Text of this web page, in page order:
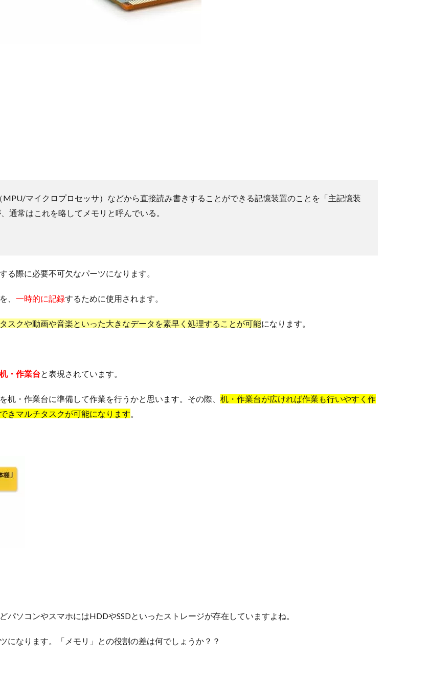
マイクロプロセッサ）などから直接読み書きすることができる記憶装置のことを「主記憶装
通常はこれを略してメモリと呼んでいる。
る際に必要不可欠なパーツになります。
、 一時的に記録するために使用されます。
スクや動画や音楽といった大きなデータを素早く処理することが可能になります。
・作業台と表現されています。
・作業台に準備して作業を行うかと思います。その際、 机・作業台が広ければ作業も行いやすく作
きマルチタスクが可能になります。
パソコンやスマホにはHDDやSSDといったストレージが存在していますよね。
になります。「メモリ」との役割の差は何でしょうか？？